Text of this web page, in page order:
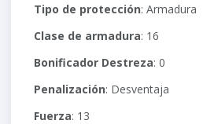
Tipo de protección: Armadura
Clase de armadura: 16
Bonificador Destreza: 0
Penalización: Desventaja
Fuerza: 13